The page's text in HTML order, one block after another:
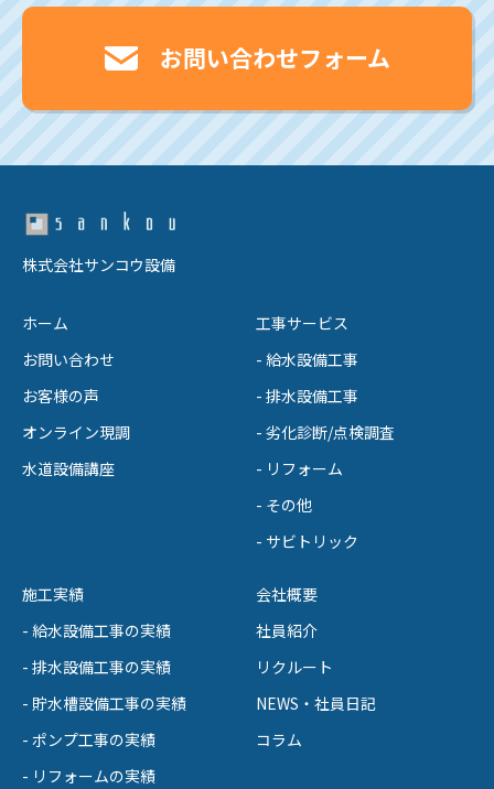
お問い合わせフォーム
株式会社サンコウ設備
ホーム
お問い合わせ
お客様の声
オンライン現調
水道設備講座
工事サービス
- 給水設備工事
- 排水設備工事
- 劣化診断/点検調査
- リフォーム
- その他
- サビトリック
施工実績
- 給水設備工事の実績
- 排水設備工事の実績
- 貯水槽設備工事の実績
- ポンプ工事の実績
- リフォームの実績
会社概要
社員紹介
リクルート
NEWS・社員日記
コラム